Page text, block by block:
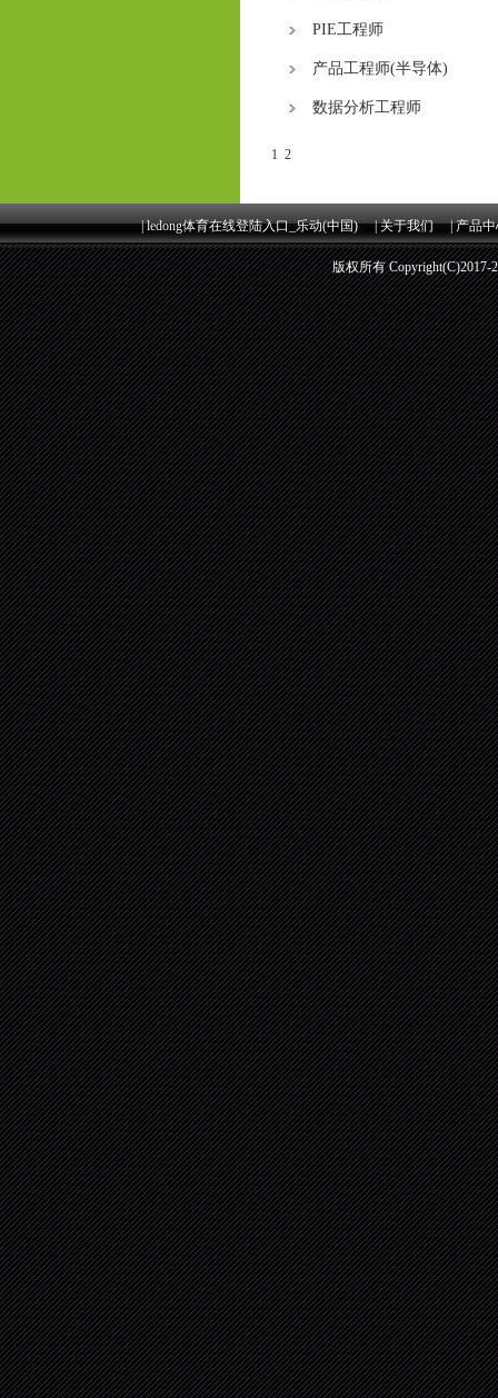
PIE工程师
产品工程师(半导体)
数据分析工程师
1 2
|ledong体育在线登陆入口_乐动(中国)|关于我们|产品
版权所有